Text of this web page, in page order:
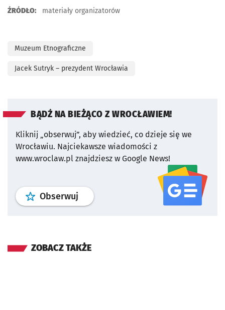
ŹRÓDŁO: materiały organizatorów
Muzeum Etnograficzne
Jacek Sutryk – prezydent Wrocławia
BĄDŹ NA BIEŻĄCO Z WROCŁAWIEM!
Kliknij „obserwuj”, aby wiedzieć, co dzieje się we
Wrocławiu. Najciekawsze wiadomości z
www.wroclaw.pl znajdziesz w Google News!
Obserwuj profil serwisu
ZOBACZ TAKŻE